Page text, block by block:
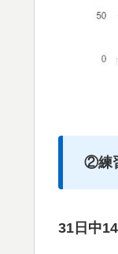
②練
31日中